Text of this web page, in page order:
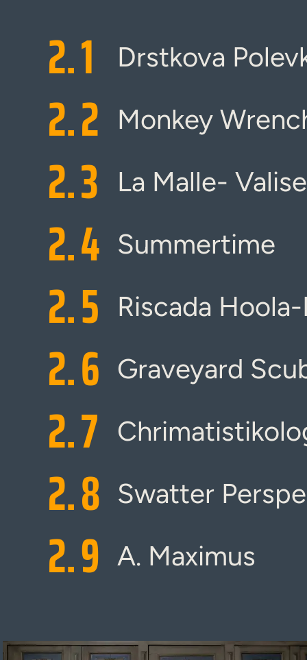
2.1 Drstkova
2.2 Monkey
2.3 La Malle-
2.4 Summertime
2.5 Riscada
2.6 Graveyard
2.7
2.8 Swatter
2.9 A. Maximus